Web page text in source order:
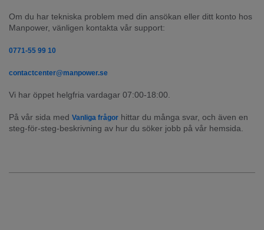
Om du har tekniska problem med din ansökan eller ditt konto hos
Manpower, vänligen kontakta vår support:
0771-55 99 10
contactcenter@manpower.se
Vi har öppet helgfria vardagar 07:00-18:00.
På vår sida med Vanliga frågor hittar du många svar, och även en
steg-för-steg-beskrivning av hur du söker jobb på vår hemsida.